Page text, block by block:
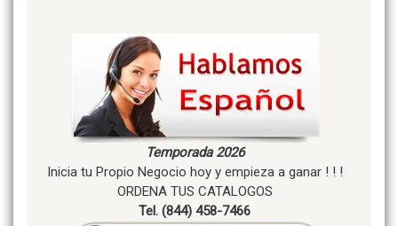
Temporada 2026
Inicia tu Propio Negocio hoy y empieza a ganar ! ! !
ORDENA TUS CATALOGOS
Tel. (844) 458-7466